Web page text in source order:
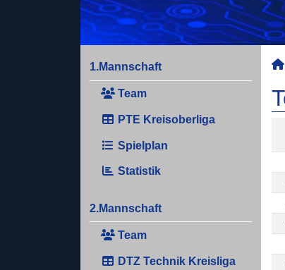
1.Mannschaft
Team
PTE Kreisoberliga
Spielplan
Statistik
2.Mannschaft
Team
DTZ Technik Kreisliga